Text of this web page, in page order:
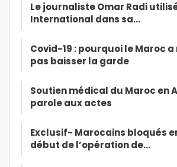
Le journaliste Omar Radi
International dans sa…
Covid-19 : pourquoi le Maroc a
pas baisser la garde
Soutien médical du Maroc en
parole aux actes
Exclusif- Marocains bloqués
début de l’opération de…